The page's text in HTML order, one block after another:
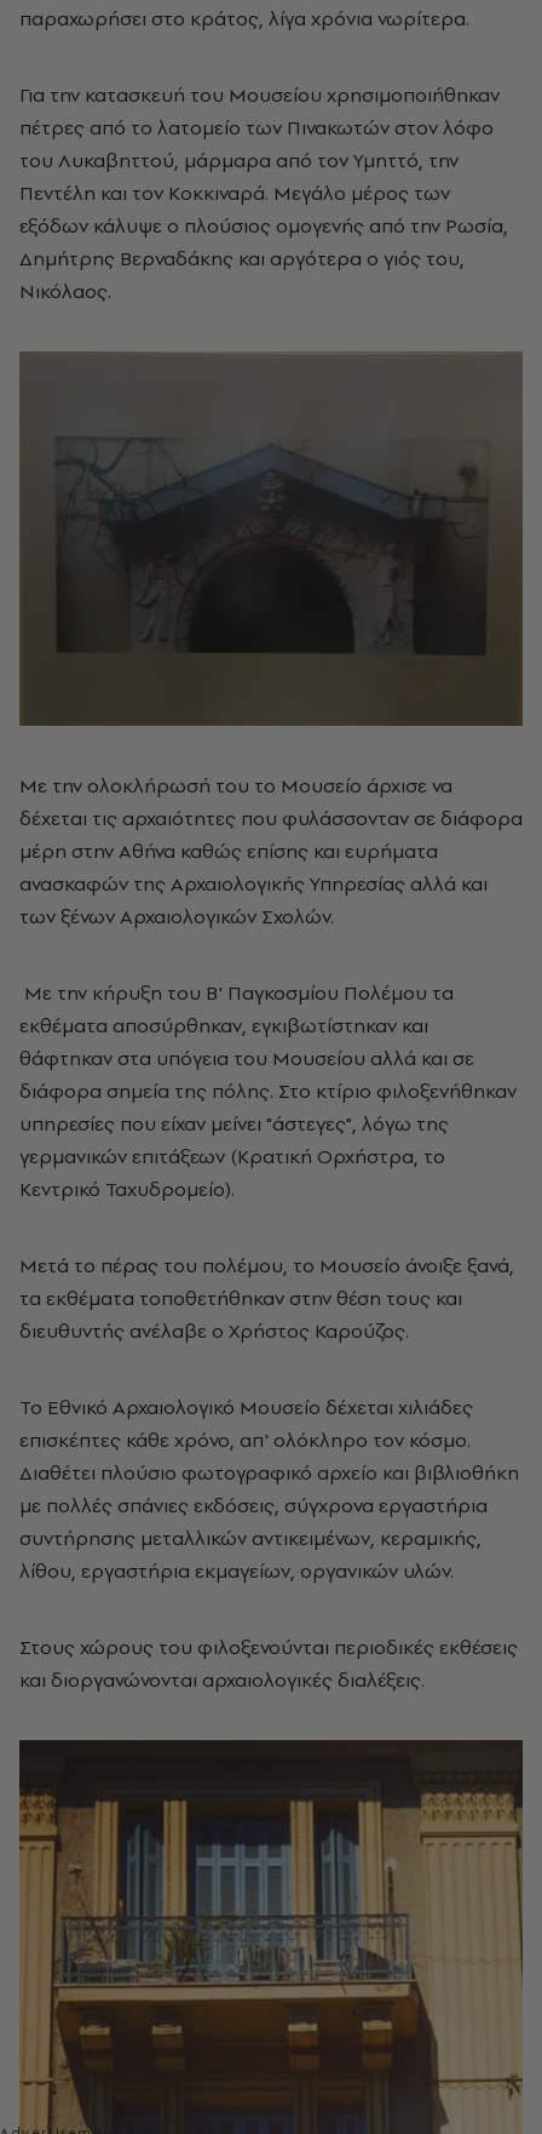
παραχωρήσει στο κράτος, λίγα χρόνια νωρίτερα.
Για την κατασκευή του Μουσείου χρησιμοποιήθηκαν
πέτρες από το λατομείο των Πινακωτών στον λόφο
του Λυκαβηττού, μάρμαρα από τον Υμηττό, την
Πεντέλη και τον Κοκκιναρά. Μεγάλο μέρος των
εξόδων κάλυψε ο πλούσιος ομογενής από την Ρωσία,
Δημήτρης Βερναδάκης και αργότερα ο γιός του,
Νικόλαος.
Με την ολοκλήρωσή του το Μουσείο άρχισε να
δέχεται τις αρχαιότητες που φυλάσσονταν σε διάφορα
μέρη στην Αθήνα καθώς επίσης και ευρήματα
ανασκαφών της Αρχαιολογικής Υπηρεσίας αλλά και
των ξένων Αρχαιολογικών Σχολών.
Με την κήρυξη του Β' Παγκοσμίου Πολέμου τα
εκθέματα αποσύρθηκαν, εγκιβωτίστηκαν και
θάφτηκαν στα υπόγεια του Μουσείου αλλά και σε
διάφορα σημεία της πόλης. Στο κτίριο φιλοξενήθηκαν
υπηρεσίες που είχαν μείνει "άστεγες", λόγω της
γερμανικών επιτάξεων (Κρατική Ορχήστρα, το
Κεντρικό Ταχυδρομείο).
Μετά το πέρας του πολέμου, το Μουσείο άνοιξε ξανά,
τα εκθέματα τοποθετήθηκαν στην θέση τους και
διευθυντής ανέλαβε ο Χρήστος Καρούζος.
Το Εθνικό Αρχαιολογικό Μουσείο δέχεται χιλιάδες
επισκέπτες κάθε χρόνο, απ' ολόκληρο τον κόσμο.
Διαθέτει πλούσιο φωτογραφικό αρχείο και βιβλιοθήκη
με πολλές σπάνιες εκδόσεις, σύγχρονα εργαστήρια
συντήρησης μεταλλικών αντικειμένων, κεραμικής,
λίθου, εργαστήρια εκμαγείων, οργανικών υλών.
Στους χώρους του φιλοξενούνται περιοδικές εκθέσεις
και διοργανώνονται αρχαιολογικές διαλέξεις.